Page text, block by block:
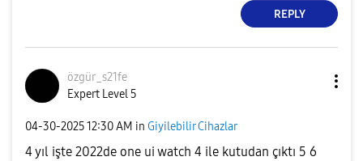
REPLY
özgür_s21fe
Expert Level 5
‎04-30-202512:30 AM in Giyilebilir Cihazlar
4 yıl işte 2022de one ui watch 4 ile kutudan çıktı 5 6